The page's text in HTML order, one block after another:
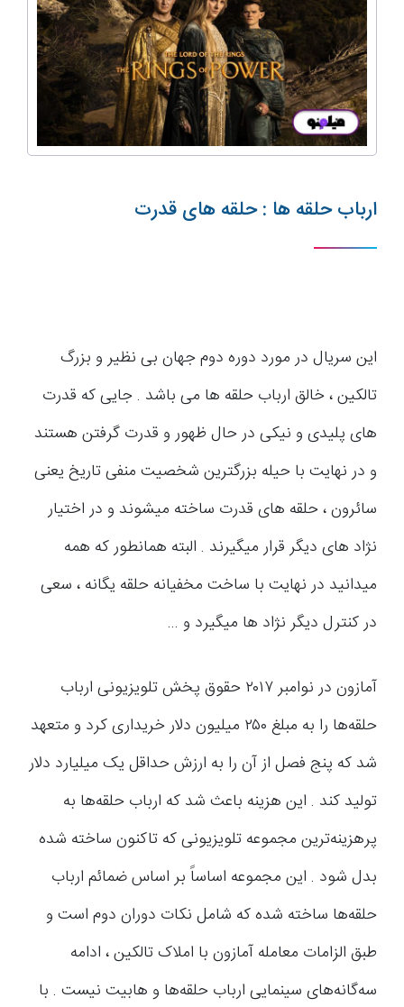
ارباب حلقه ها : حلقه های قدرت
این سریال در مورد دوره دوم جهان بی نظیر و بزرگ
تالکین ، خالق ارباب حلقه ها می باشد . جایی که قدرت
های پلیدی و نیکی در حال ظهور و قدرت گرفتن هستند
و در نهایت با حیله بزرگترین شخصیت منفی تاریخ یعنی
سائرون ، حلقه های قدرت ساخته میشوند و در اختیار
نژاد های دیگر قرار میگیرند . البته همانطور که همه
میدانید در نهایت با ساخت مخفیانه حلقه یگانه ، سعی
در کنترل دیگر نژاد ها میگیرد و …
آمازون در نوامبر ۲۰۱۷ حقوق پخش تلویزیونی ارباب
حلقه‌ها را به مبلغ ۲۵۰ میلیون دلار خریداری کرد و متعهد
شد که پنج فصل از آن را به ارزش حداقل یک میلیارد دلار
تولید کند . این هزینه باعث شد که ارباب حلقه‌ها به
پرهزینه‌ترین مجموعه تلویزیونی که تاکنون ساخته شده
بدل شود . این مجموعه اساساً بر اساس ضمائم ارباب
حلقه‌ها ساخته شده که شامل نکات دوران دوم است و
طبق الزامات معامله آمازون با املاک تالکین ، ادامه
سه‌گانه‌های سینمایی ارباب حلقه‌ها و هابیت نیست . با